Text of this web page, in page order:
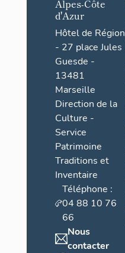
Alpes-Côte
d'Azur
Hôtel de Région
- 27 place Jules
Guesde -
13481
Marseille
Direction de la
Culture -
Service
Patrimoine
Traditions et
Inventaire
Téléphone :
04 88 10 76
66
Nous
contacter